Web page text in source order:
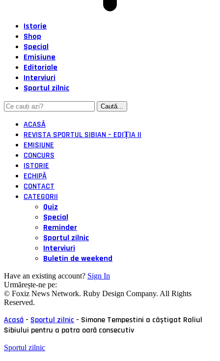
Istorie
Shop
Special
Emisiune
Editoriale
Interviuri
Sportul zilnic
ACASĂ
REVISTA SPORTUL SIBIAN – EDIȚIA II
EMISIUNE
CONCURS
ISTORIE
ECHIPĂ
CONTACT
CATEGORII
Quiz
Special
Reminder
Sportul zilnic
Interviuri
Buletin de weekend
Have an existing account? Sign In
Urmărește-ne pe:
© Foxiz News Network. Ruby Design Company. All Rights
Reserved.
Acasă - Sportul zilnic - Simone Tempestini a câștigat Raliul
Sibiului pentru a patra oară consecutiv
Sportul zilnic